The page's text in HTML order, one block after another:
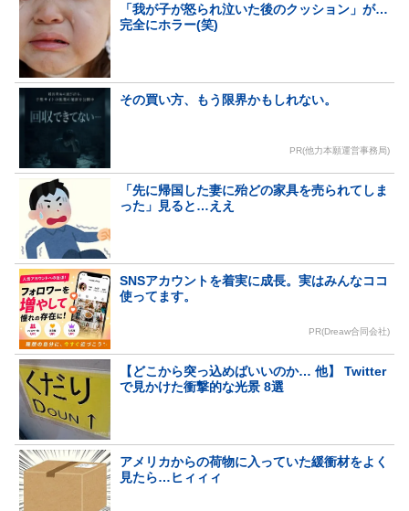
「我が子が怒られ泣いた後のクッション」が…
完全にホラー(笑)
その買い方、もう限界かもしれない。
PR(他力本願運営事務局)
「先に帰国した妻に殆どの家具を売られてしま
った」見ると…ええ
SNSアカウントを着実に成長。実はみんなココ
使ってます。
PR(Dreaw合同会社)
【どこから突っ込めばいいのか… 他】 Twitter
で見かけた衝撃的な光景 8選
アメリカからの荷物に入っていた緩衝材をよく
見たら…ヒィィィ